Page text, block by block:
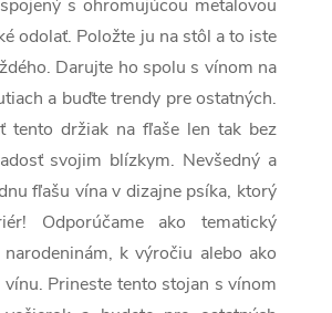
s ohromujúcou metalovou
odolať. Položte ju na stôl a to iste
Darujte ho spolu s vínom na
a buďte trendy pre ostatných.
tento držiak na fľaše len tak bez
svojim blízkym. Nevšedný a
fľašu vína v dizajne psíka, ktorý
Odporúčame ako tematický
k výročiu alebo ako
Prineste tento stojan s vínom